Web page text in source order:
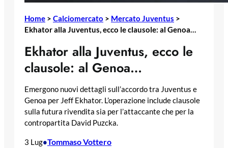
Home > Calciomercato > Mercato Juventus >
Ekhator alla Juventus, ecco le clausole: al Genoa…
Ekhator alla Juventus, ecco le
clausole: al Genoa…
Emergono nuovi dettagli sull’accordo tra Juventus e
Genoa per Jeff Ekhator. L’operazione include clausole
sulla futura rivendita sia per l’attaccante che per la
contropartita David Puzcka.
3 Lug•Tommaso Vottero